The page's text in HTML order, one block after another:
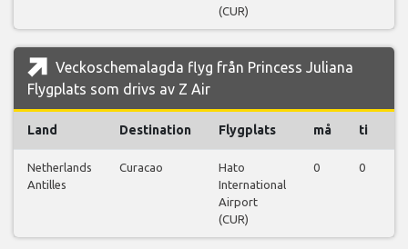
(CUR)
Veckoschemalagda flyg från Princess Juliana
Flygplats som drivs av Z Air
Land Destination Flygplats må ti
Netherlands
Antilles
Curacao
Hato
International
Airport
(CUR)
0 0